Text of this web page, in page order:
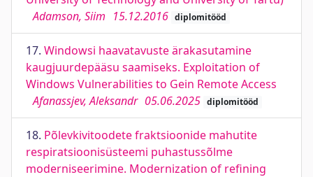
Adamson, Siim 15.12.2016 diplomitööd
17. Windowsi haavatavuste ärakasutamine
kaugjuurdepääsu saamiseks. Exploitation of
Windows Vulnerabilities to Gein Remote Access
Afanassjev, Aleksandr 05.06.2025 diplomitööd
18. Põlevkivitoodete fraktsioonide mahutite
respiratsioonisüsteemi puhastussõlme
moderniseerimine. Modernization of refining